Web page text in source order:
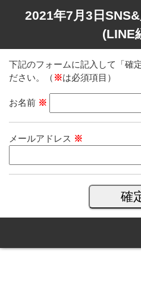
2021年7月3日
(LINE
下記のフォームに記入して「確
ださい。（ ※は必須項目）
お名前 ※
メールアドレス ※